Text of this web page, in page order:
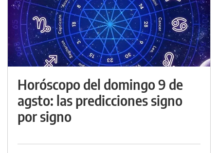
Horóscopo del domingo 9 de
agsto: las predicciones signo
por signo